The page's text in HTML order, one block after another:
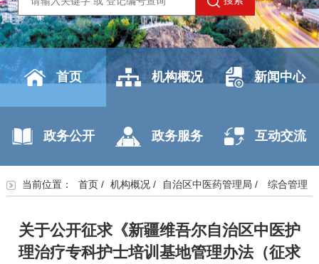
首页 机构概况 新闻中心
政务公开 政务服务 互动交流
当前位置： 首页/ 机构概况/ 自治区中医药管理局 / 综合管理
关于公开征求《新疆维吾尔自治区中医护
理治疗专科护士培训基地管理办法（征求